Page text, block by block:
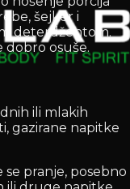
šejker i
deterdžentom.
dobro osuše.
ili mlakih
gazirane napitke
pranje, posebno